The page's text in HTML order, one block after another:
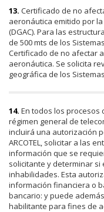
13. Certificado de no
aeronáutica emitido por
(DGAC). Para las
de 500 mts de los
Certificado de no afectar
aeronáutica. Se solicita
geográfica de los
14. En todos los
régimen general de
incluirá una autorización
ARCOTEL, solicitar a las
información que se
solicitante y determinar
inhabilidades. Esta
información financiera o
bancario: y puede
habilitante para fines de